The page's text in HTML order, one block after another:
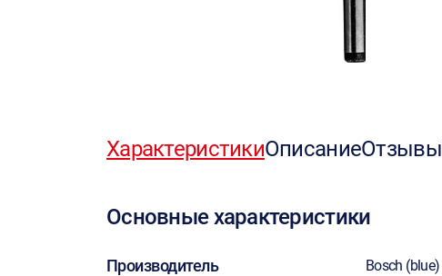
ХарактеристикиОписаниеОтзывы
Основные характеристики
Производитель Bosch (blue)